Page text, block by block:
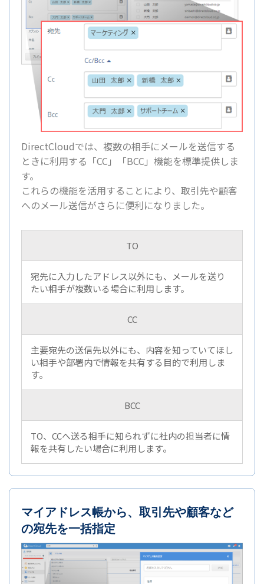
DirectCloudでは、複数の相手にメールを送信する
ときに利用する「CC」「BCC」機能を標準提供しま
す。
これらの機能を活用することにより、取引先や顧客
へのメール送信がさらに便利になりました。
TO
宛先に入力したアドレス以外にも、メールを送り
たい相手が複数いる場合に利用します。
CC
主要宛先の送信先以外にも、内容を知っていてほし
い相手や部署内で情報を共有する目的で利用しま
す。
BCC
TO、CCへ送る相手に知られずに社内の担当者に情
報を共有したい場合に利用します。
マイアドレス帳から、取引先や顧客など
の宛先を一括指定